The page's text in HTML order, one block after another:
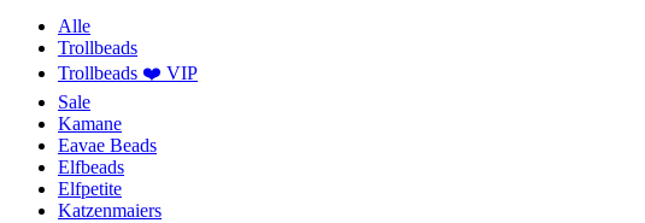
Alle
Trollbeads
Trollbeads ❤️ VIP
Sale
Kamane
Eavae Beads
Elfbeads
Elfpetite
Katzenmaiers